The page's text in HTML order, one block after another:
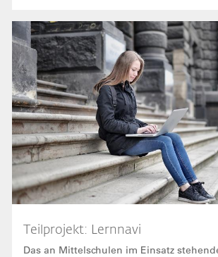
Bild
Teilprojekt: Lernnavi
Das an Mittelschulen im Einsatz